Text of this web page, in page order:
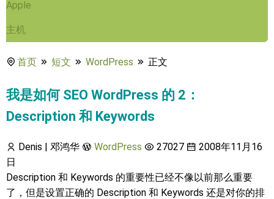
Apple
主机
首页 短文 WordPress 正文
我是如何 SEO WordPress 的 2：
Description 和 Keywords
Denis | 邓鸿华 WordPress 27027
2008年11月16
日
Description 和 Keywords 的重要性已经不像以前那么重要
了，但是设置正确的 Description 和 Keywords 还是对你的排